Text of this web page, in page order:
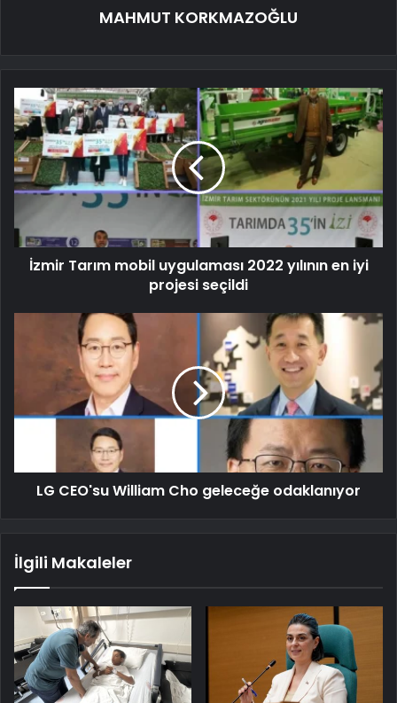
MAHMUT KORKMAZOĞLU
İzmir Tarım mobil uygulaması 2022 yılının en iyi
projesi seçildi
LG CEO'su William Cho geleceğe odaklanıyor
İlgili Makaleler